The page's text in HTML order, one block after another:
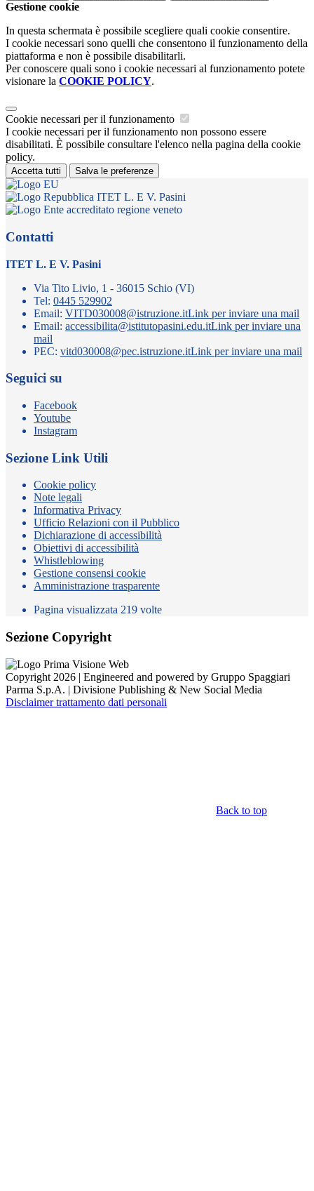
Gestione cookie
In questa schermata è possibile scegliere quali cookie consentire.
I cookie necessari sono quelli che consentono il funzionamento della
piattaforma e non è possibile disabilitarli.
Per conoscere quali sono i cookie necessari al funzionamento potete
visionare la COOKIE POLICY.
Cookie necessari per il funzionamento
I cookie necessari per il funzionamento non possono essere
disabilitati. È possibile consultare l'elenco nella pagina della cookie
policy.
Accetta tutti Salva le preferenze
ITET L. E V. Pasini
Contatti
ITET L. E V. Pasini
Via Tito Livio, 1 - 36015 Schio (VI)
Tel: 0445 529902
Email: VITD030008@istruzione.itLink per inviare una mail
Email: accessibilita@istitutopasini.edu.itLink per inviare una
mail
PEC: vitd030008@pec.istruzione.itLink per inviare una mail
Seguici su
Facebook
Youtube
Instagram
Sezione Link Utili
Cookie policy
Note legali
Informativa Privacy
Ufficio Relazioni con il Pubblico
Dichiarazione di accessibilità
Obiettivi di accessibilità
Whistleblowing
Gestione consensi cookie
Amministrazione trasparente
Pagina visualizzata 219 volte
Sezione Copyright
Copyright 2026 | Engineered and powered by Gruppo Spaggiari
Parma S.p.A. | Divisione Publishing & New Social Media
Disclaimer trattamento dati personali
Back to top